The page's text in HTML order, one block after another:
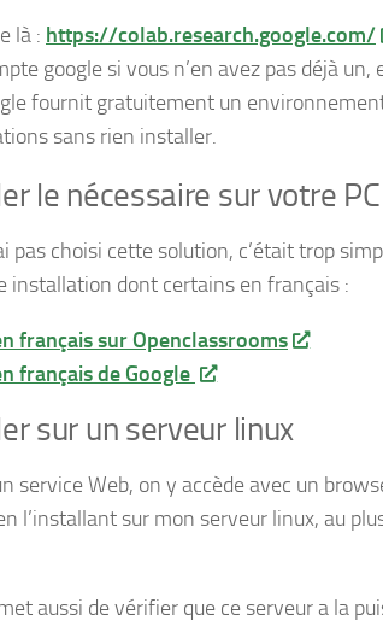
là : https://colab.research.google.com/
google si vous n’en avez pas déjà
fournit gratuitement un
sans rien installer.
le nécessaire sur votre
pas choisi cette solution, c’était trop
installation dont certains en français :
français sur Openclassrooms
français de Google
sur un serveur linux
service Web, on y accède avec un
l’installant sur mon serveur linux, au
aussi de vérifier que ce serveur a la